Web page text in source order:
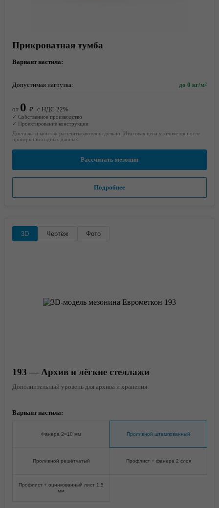
Прикроватная тумба
Вариант настила:
Допустимая нагрузка: до 0 кг/м²
от 0 ₽ с НДС 22%
✓ Собственное производство
✓ Проектирование конструкции
Доставка и монтаж рассчитываются отдельно. Итоговая цена уточняется после
проверки исходных данных.
Рассчитать мезонин
Подробнее
3D Чертёж Фото
193 — Архив и лёгкие стеллажи
Дополнительный уровень для архива и хранения
Вариант настила:
Фанера 2×10 мм Проливной штампованный
Проливной решётчатый Профлист + фанера 2 слоя
Профлист + оцинкованный лист 1,5
мм